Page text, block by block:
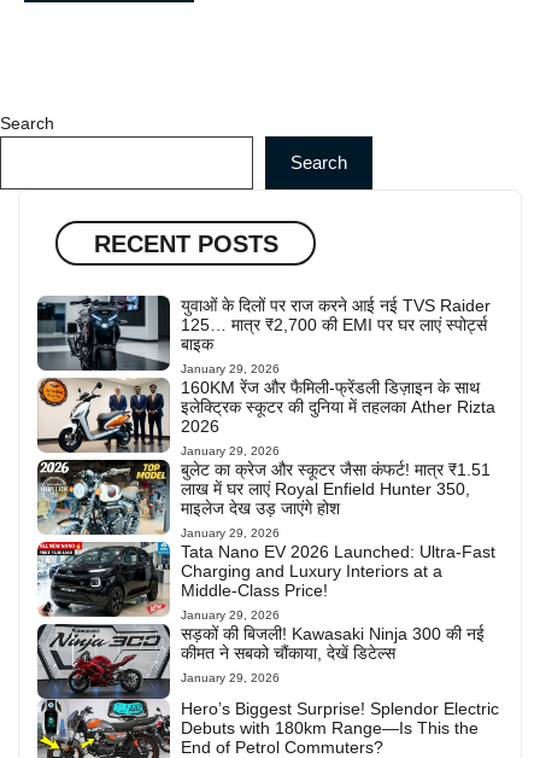
Search
Search
RECENT POSTS
युवाओं के दिलों पर राज करने आई नई TVS Raider
125… मात्र ₹2,700 की EMI पर घर लाएं स्पोर्ट्स
बाइक
January 29, 2026
160KM रेंज और फैमिली-फ्रेंडली डिज़ाइन के साथ
इलेक्ट्रिक स्कूटर की दुनिया में तहलका Ather Rizta
2026
January 29, 2026
बुलेट का क्रेज और स्कूटर जैसा कंफर्ट! मात्र ₹1.51
लाख में घर लाएं Royal Enfield Hunter 350,
माइलेज देख उड़ जाएंगे होश
January 29, 2026
Tata Nano EV 2026 Launched: Ultra-Fast
Charging and Luxury Interiors at a
Middle-Class Price!
January 29, 2026
सड़कों की बिजली! Kawasaki Ninja 300 की नई
कीमत ने सबको चौंकाया, देखें डिटेल्स
January 29, 2026
Hero’s Biggest Surprise! Splendor Electric
Debuts with 180km Range—Is This the
End of Petrol Commuters?